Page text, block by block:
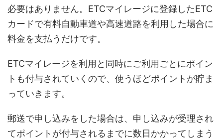
必要はありません。ETCマイレージに登録したETC
カードで有料自動車道や高速道路を利用した場合に
料金を支払うだけです。
ETCマイレージを利用と同時にご利用ごとにポイン
トも付与されていくので、使うほどポイントが貯ま
っていきます。
郵送で申し込みをした場合は、申し込みが受理され
てポイントが付与されるまでに数日かかってしまう